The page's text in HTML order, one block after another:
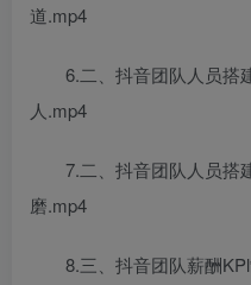
道.mp4
6.二、抖音团队人员搭
人.mp4
7.二、抖音团队人员搭
磨.mp4
8.三、抖音团队薪酬